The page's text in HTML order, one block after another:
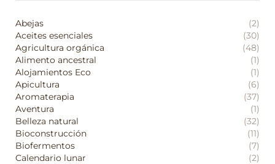
Abejas
(2)
Aceites esenciales
(30)
Agricultura orgánica
(48)
Alimento ancestral
(1)
Alojamientos Eco
(1)
Apicultura
(6)
Aromaterapia
(37)
Aventura
(1)
Belleza natural
(32)
Bioconstrucción
(11)
Biofermentos
(7)
Calendario lunar
(2)